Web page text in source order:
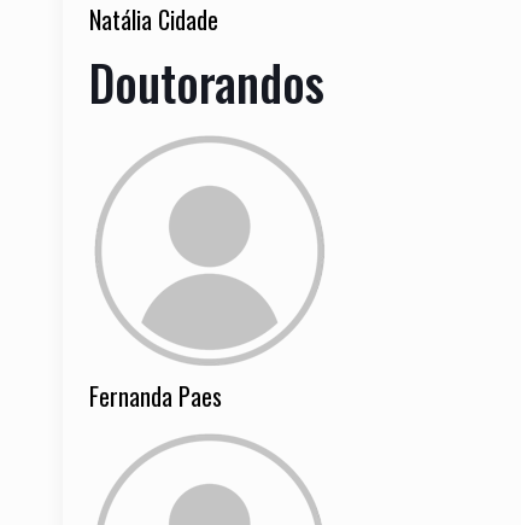
Natália Cidade
Doutorandos
Fernanda Paes